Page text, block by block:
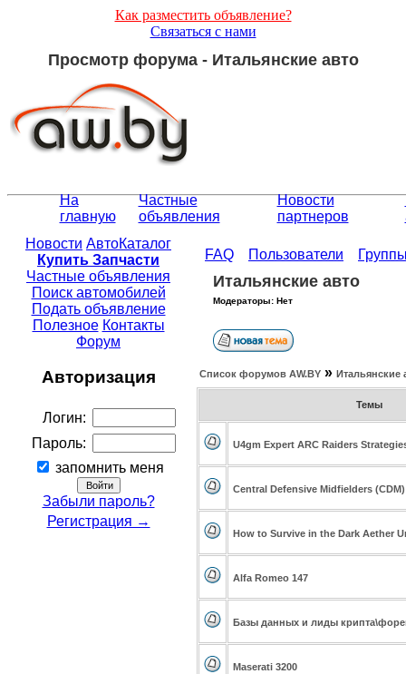
Как разместить объявление?
Связаться с нами
Просмотр форума - Итальянские авто
На
главную
Частные
объявления
Новости
партнеров
Новости АвтоКаталог
Купить Запчасти
Частные объявления
Поиск автомобилей
Подать объявление
Полезное Контакты
Форум
Авторизация
Логин:
Пароль:
запомнить меня
Забыли пароль?
Регистрация →
FAQ Пользователи
Итальянские авто
Модераторы: Нет
Список форумов АW.BY » Итальянские
Темы
U4gm Expert ARC Raiders
Central Defensive Midfielders (CDM)
How to Survive in the Dark Aether
Alfa Romeo 147
Базы данных и лиды
Maserati 3200